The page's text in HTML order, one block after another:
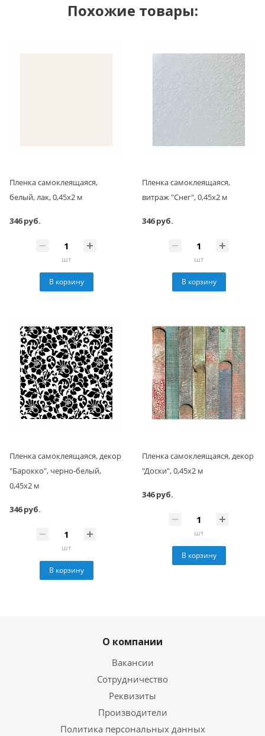
Похожие товары:
Пленка самоклеящаяся,
белый, лак, 0,45x2 м
346 руб.
шт
В корзину
Пленка самоклеящаяся,
витраж "Снег", 0,45x2 м
346 руб.
шт
В корзину
Пленка самоклеящаяся, декор
"Барокко", черно-белый,
0,45x2 м
346 руб.
шт
В корзину
Пленка самоклеящаяся, декор
"Доски", 0,45x2 м
346 руб.
шт
В корзину
О компании
Вакансии
Сотрудничество
Реквизиты
Производители
Политика персональных данных